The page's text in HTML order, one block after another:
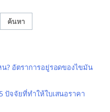
ค้นหา
? อัตราการอยู่รอดของไขมัน
ปัจจัยที่ทำให้ใบเสนอราคา